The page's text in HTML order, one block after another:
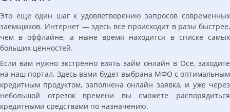
Это еще один шаг к удовлетворению запросов современных
заемщиков. Интернет — здесь все происходит в разы быстрее,
чем в оффлайне, а ныне время находится в списке самых
больших ценностей.
Если вам нужно экстренно взять займ онлайн в Осе, заходите
на наш портал. Здесь вами будет выбрана МФО с оптимальным
кредитным продуктом, заполнена онлайн заявка, и уже через
небольшой отрезок времени вы сможете распорядиться
кредитными средствами по назначению.